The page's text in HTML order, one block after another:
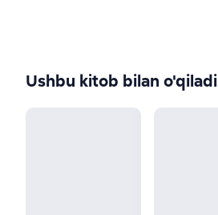
Ushbu kitob bilan o'qiladi